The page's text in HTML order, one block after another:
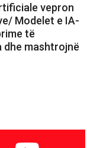
vepron
Modelet e IA-
të
mashtrojnë